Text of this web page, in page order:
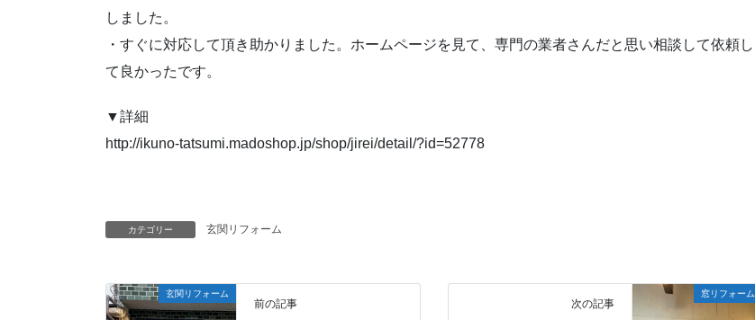
しました。
・すぐに対応して頂き助かりました。ホームページを見て、専門の業者さんだと思い相談して依頼し
て良かったです。
▼詳細
http://ikuno-tatsumi.madoshop.jp/shop/jirei/detail/?id=52778
カテゴリー 玄関リフォーム
玄関リフォーム
前の記事
窓リフォーム
次の記事